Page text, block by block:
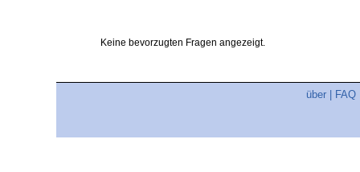
Keine bevorzugten Fragen angezeigt.
über FAQ